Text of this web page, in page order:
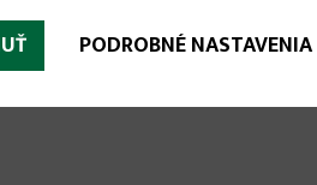
PODROBNÉ NASTAVENIA